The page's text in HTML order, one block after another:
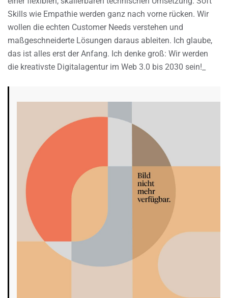
Skills wie Empathie werden ganz nach vorne rücken. Wir
wollen die echten Customer Needs verstehen und
maßgeschneiderte Lösungen daraus ableiten. Ich glaube,
das ist alles erst der Anfang. Ich denke groß: Wir werden
die kreativste Digitalagentur im Web 3.0 bis 2030 sein!_